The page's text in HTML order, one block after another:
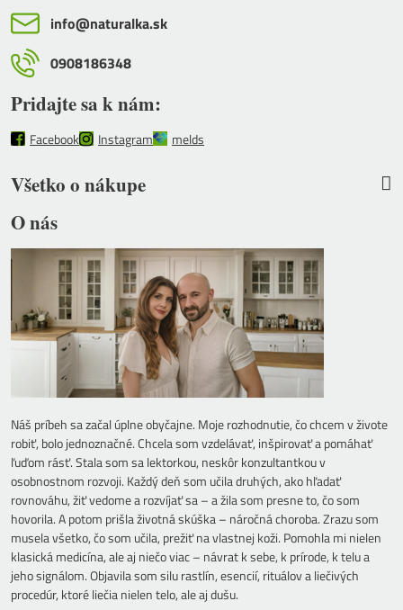
info​@naturalka​.sk
0908186348
Pridajte sa k nám:
Facebook Instagram melds
Všetko o nákupe
O nás
Náš príbeh sa začal úplne obyčajne. Moje rozhodnutie, čo chcem v živote
robiť, bolo jednoznačné. Chcela som vzdelávať, inšpirovať a pomáhať
ľuďom rásť. Stala som sa lektorkou, neskôr konzultantkou v
osobnostnom rozvoji. Každý deň som učila druhých, ako hľadať
rovnováhu, žiť vedome a rozvíjať sa – a žila som presne to, čo som
hovorila. A potom prišla životná skúška – náročná choroba. Zrazu som
musela všetko, čo som učila, prežiť na vlastnej koži. Pomohla mi nielen
klasická medicína, ale aj niečo viac – návrat k sebe, k prírode, k telu a
jeho signálom. Objavila som silu rastlín, esencií, rituálov a liečivých
procedúr, ktoré liečia nielen telo, ale aj dušu.